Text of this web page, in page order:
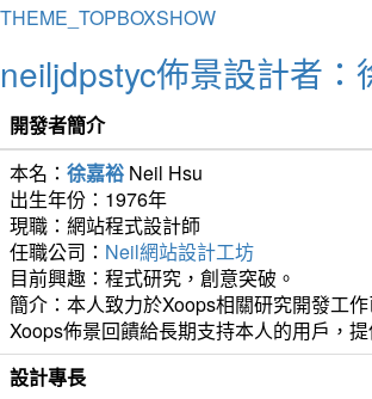
THEME_TOPBOXSHOW
neiljdpstyc佈景設計者
開發者簡介
本名： 徐嘉裕 Neil Hsu
出生年份：1976年
現職：網站程式設計師
任職公司： Neil網站設計工坊
目前興趣：程式研究，創意突破。
簡介：本人致力於Xoops相關研究開發工
Xoops佈景回饋給長期支持本人的用戶，
設計專長